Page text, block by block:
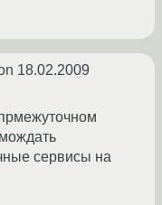
18.02.2009
сервисы на